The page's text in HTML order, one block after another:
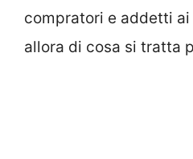
compratori e addetti
allora di cosa si tratta